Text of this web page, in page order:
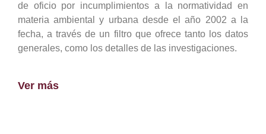
de oficio por incumplimientos a la normatividad en
materia ambiental y urbana desde el año 2002 a la
fecha, a través de un filtro que ofrece tanto los datos
generales, como los detalles de las investigaciones.
Ver más